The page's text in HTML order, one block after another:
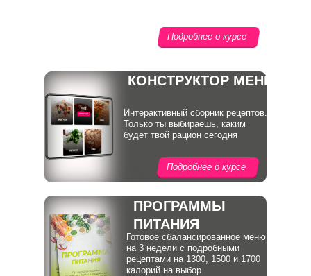
КОНСТРУКТОР МЕНЮ
Интерактивный сборник рецептов.
Только ты выбираешь, каким
будет твой рацион сегодня
ПРОГРАММЫ
ПИТАНИЯ
Готовое сбалансированное меню
на 3 недели с подробными
рецептами на 1300, 1500 и 1700
калорий на выбор
Подробнее о курсе
Подробнее о курсе